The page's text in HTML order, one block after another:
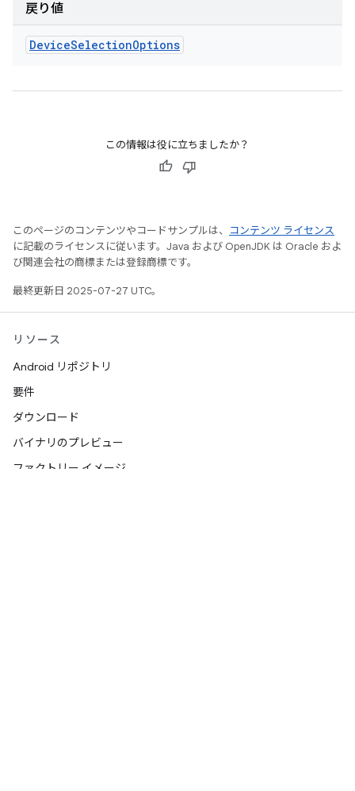
戻り値
DeviceSelectionOptions
この情報は役に立ちましたか？
このページのコンテンツやコードサンプルは、
コンテンツ ライセンス
に記載のライセンスに従います。Java および OpenJDK は Oracle およ
び関連会社の商標または登録商標です。
最終更新日 2025-07-27 UTC。
リソース
Android リポジトリ
要件
ダウンロード
バイナリのプレビュー
ファクトリー イメージ